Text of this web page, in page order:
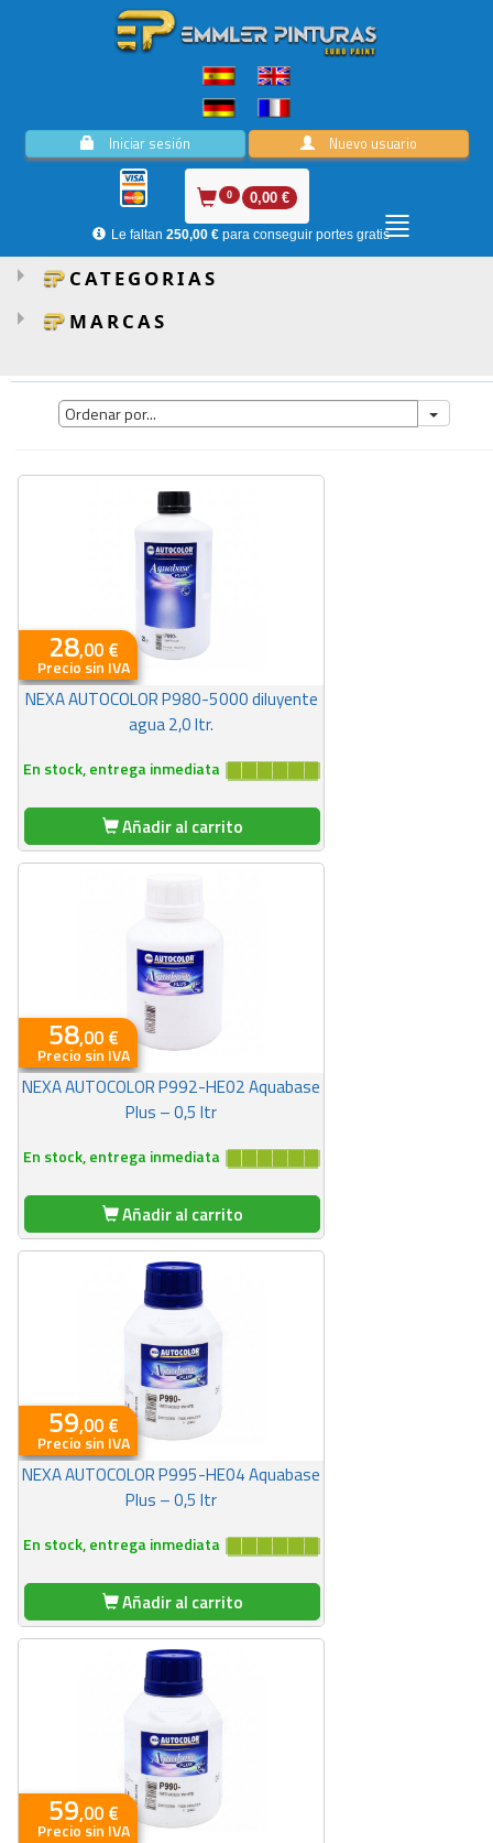
Iniciar sesión Nuevo usuario
0 0,00 €
Le faltan 250,00 € para conseguir portes gratis
CATEGORIAS
MARCAS
28,00 €
Precio sin IVA
En stock, entrega inmediata
NEXA AUTOCOLOR P980-5000 diluyente
agua 2,0 ltr.
Añadir al carrito
58,00 €
Precio sin IVA
En stock, entrega inmediata
NEXA AUTOCOLOR P992-HE02 Aquabase
Plus – 0,5 ltr
Añadir al carrito
59,00 €
Precio sin IVA
En stock, entrega inmediata
NEXA AUTOCOLOR P995-HE04 Aquabase
Plus – 0,5 ltr
Añadir al carrito
59,00 €
Precio sin IVA